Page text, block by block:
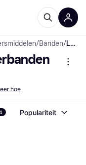
/Banden/ Landbouwbanden
hoe
Populariteit